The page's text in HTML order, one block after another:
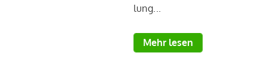
lung...
Mehr lesen